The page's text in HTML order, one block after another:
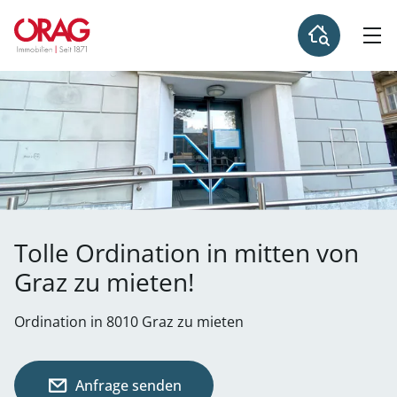
Tolle Ordination in mitten von
Graz zu mieten!
Ordination in 8010 Graz zu mieten
Anfrage senden